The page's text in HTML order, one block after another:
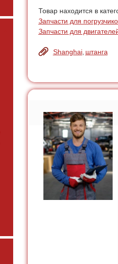
Товар находится в
Запчасти для
Запчасти для
Shanghai, штанга